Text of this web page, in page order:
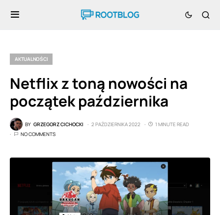
AKTUALNOŚCI
Netflix z toną nowości na
początek października
BY GRZEGORZ CICHOCKI 2 PAŹDZIERNIKA 2022
1 MINUTE READ
NO COMMENTS